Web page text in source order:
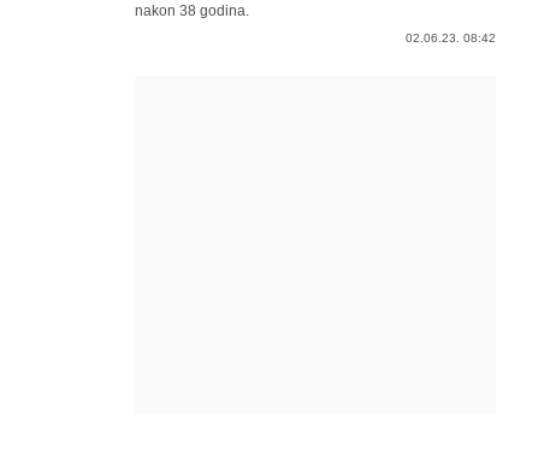
nakon 38 godina.
02.06.23. 08:42